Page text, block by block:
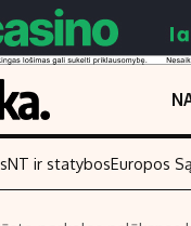
NT ir statybosEuropos